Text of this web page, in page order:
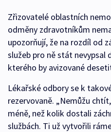
Zřizovatelé oblastních
odměny zdravotníkům
upozorňují, že na rozdíl od
služeb pro ně stát nevypsal
kterého by avizované
Lékařské odbory se k
rezervovaně. „Nemůžu
méně, než kolik dostali
službách. Ti už vytvořili